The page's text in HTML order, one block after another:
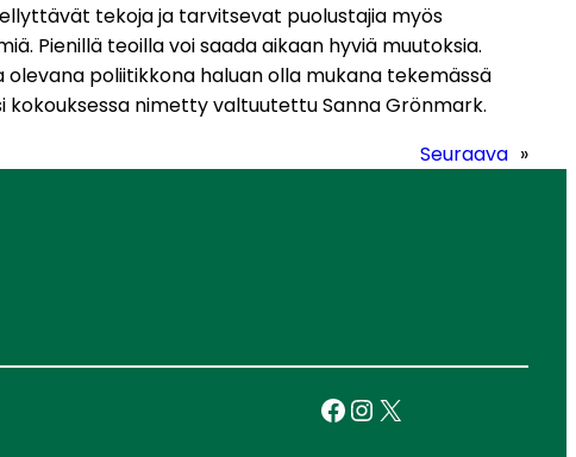
tekoja ja tarvitsevat puolustajia myös
Pienillä teoilla voi saada aikaan hyviä muutoksia.
poliitikkona haluan olla mukana tekemässä
kokouksessa nimetty valtuutettu Sanna Grönmark.
Seuraava »
Facebook InstagramX